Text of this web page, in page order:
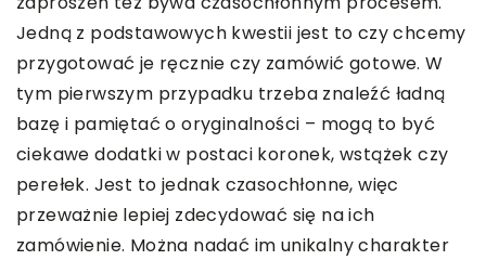
Jedną z podstawowych kwestii jest to czy chcemy
przygotować je ręcznie czy zamówić gotowe. W
tym pierwszym przypadku trzeba znaleźć ładną
bazę i pamiętać o oryginalności – mogą to być
ciekawe dodatki w postaci koronek, wstążek czy
perełek. Jest to jednak czasochłonne, więc
przeważnie lepiej zdecydować się na ich
zamówienie. Można nadać im unikalny charakter